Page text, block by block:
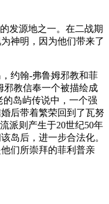
发源地之一。在二战期
神明，因为他们带来了
约翰-弗鲁姆邪教和菲
邪教信奉一个被描绘成
岛屿传说中，一个强
后带着繁荣回到了瓦努
派则产生于20世纪50年
岛后，进一步合法化。
们所崇拜的菲利普亲